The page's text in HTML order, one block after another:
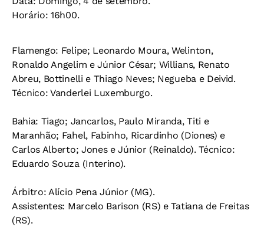
Horário: 16h00.
Flamengo: Felipe; Leonardo Moura, Welinton,
Ronaldo Angelim e Júnior César; Willians, Renato
Abreu, Bottinelli e Thiago Neves; Negueba e Deivid.
Técnico: Vanderlei Luxemburgo.
Bahia: Tiago; Jancarlos, Paulo Miranda, Titi e
Maranhão; Fahel, Fabinho, Ricardinho (Diones) e
Carlos Alberto; Jones e Júnior (Reinaldo).Técnico:
Eduardo Souza (Interino).
Árbitro: Alício Pena Júnior (MG).
Assistentes: Marcelo Barison (RS) e Tatiana de Freitas
(RS).